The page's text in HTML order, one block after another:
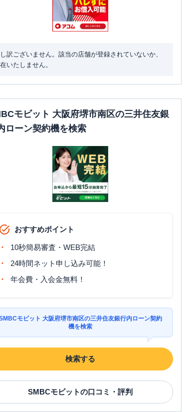
訳ございません。該当の店舗が登録されていないか、
いたしません。
モビット 大阪府堺市南区の三井住友銀
ローン契約機を検索
おすすめポイント
10秒簡易審査・WEB完結
24時間ネット申し込み可能！
年会費・入会金無料！
モビット 大阪府堺市南区の三井住友銀行内ローン契約
機を検索
検索する
SMBCモビットの口コミ・評判